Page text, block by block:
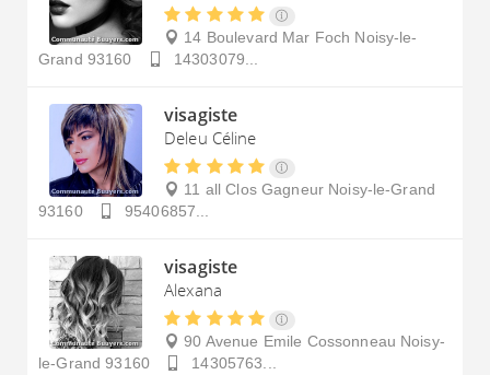
14 Boulevard Mar Foch Noisy-le-
Grand 93160 14303079...
visagiste
Deleu Céline
11 all Clos Gagneur Noisy-le-Grand
93160
95406857...
visagiste
Alexana
90 Avenue Emile Cossonneau Noisy-
le-Grand 93160 14305763...